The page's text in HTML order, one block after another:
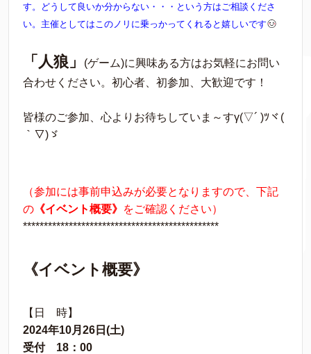
す。どうして良いか分からない・・・という方はご相談くださ
い。主催としてはこのノリに乗っかってくれると嬉しいです
「人狼」
(ゲーム)に興味ある方はお気軽にお問い
合わせください。初心者、初参加、大歓迎です！
皆様のご参加、心よりお待ちしていま～すγ(▽´ )ﾂヾ(
｀▽)ゞ
（参加には事前申込みが必要となりますので、下記
の 《イベント概要》 をご確認ください）
***********************************************
《イベント概要》
【日 時】
2024年10月26日(土)
受付 18：00